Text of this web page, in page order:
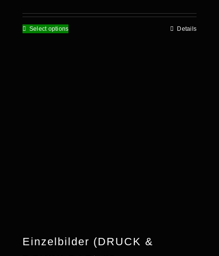
Select options Details
Einzelbilder (DRUCK &